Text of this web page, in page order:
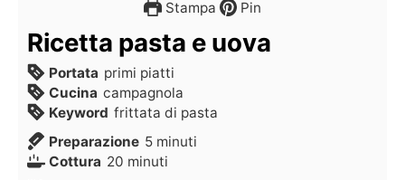
Stampa Pin
Ricetta pasta e uova
Portata primi piatti
Cucina campagnola
Keyword frittata di pasta
Preparazione 5 minuti
Cottura 20 minuti